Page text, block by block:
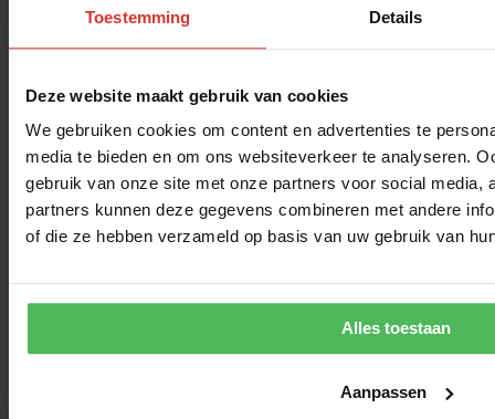
Toestemming Details
Deze website maakt gebruik van cookies
We gebruiken cookies om content en advertenties te
media te bieden en om ons websiteverkeer te analyseren.
gebruik van onze site met onze partners voor social media,
partners kunnen deze gegevens combineren met andere
of die ze hebben verzameld op basis van uw gebruik van
Alles toestaan
Aanpassen
Algemene opmerking
Zoals je ziet zijn er veel Julbo monturen in deze top 5. Graag wil ik
voor de zekerheid benoemen dat deze contentnietgesponsord is, en
dat we metgeen enkelmerk afspraken hebben. Bovenstaande top 5
Schrijf in op de nieuwsbrief & ontvang €10,- korting
Verder ontvang je exclusieve kortingen voor abonnees & handige